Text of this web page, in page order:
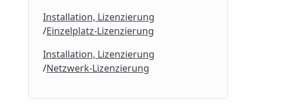
Installation, Lizenzierung
Einzelplatz-Lizenzierung
Installation, Lizenzierung
Netzwerk-Lizenzierung